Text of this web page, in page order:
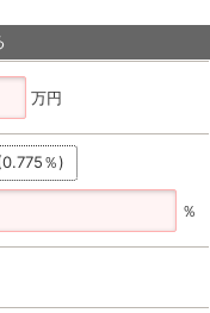
万円
％)
％